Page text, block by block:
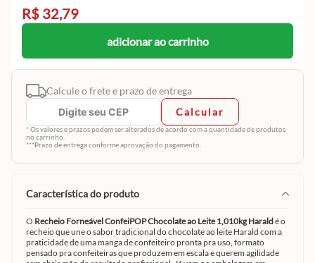
R$ 32,79
adicionar ao carrinho
Calcule o frete e prazo de entrega
Calcular
* Os valores e prazos podem ser alterados de acordo com a quantidade de produtos
no carrinho.
***Prazo de entrega conforme aprovação do pagamento.
característica do produto
O Recheio Forneável ConfeiPOP Chocolate ao Leite 1,010kg Haraldé o
recheio que une o sabor tradicional do chocolate ao leite Harald com a
praticidade de uma manga de confeiteiro pronta pra uso, formato
pensado pra confeiteiras que produzem em escala e querem agilidade